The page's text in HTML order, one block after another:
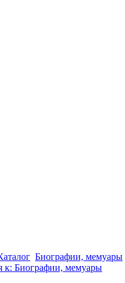
Биографии, мемуары
к: Биографии, мемуары